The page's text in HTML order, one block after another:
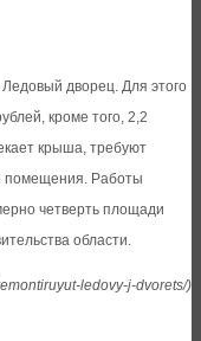
дворец. Для этого
кроме того, 2,2
крыша, требуют
помещения. Работы
четверть площади
области.
ledovy-j-dvorets/)